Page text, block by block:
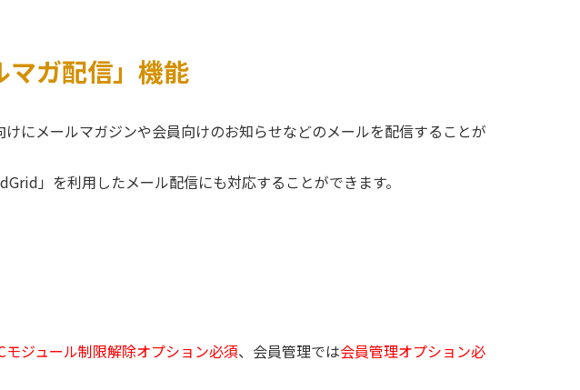
ガ配信」機能
にメールマガジンや会員向けのお知らせなどのメールを配信することが
」を利用したメール配信にも対応することができます。
モジュール制限解除オプション必須、会員管理では会員管理オプション必